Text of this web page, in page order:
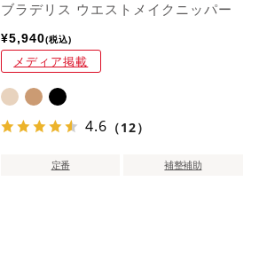
ブラデリス ウエストメイクニッパー
¥5,940 税込
メディア掲載
4.6 （12）
定番 補整補助